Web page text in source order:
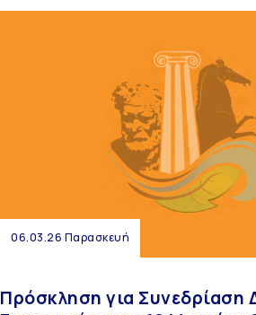
06.03.26 Παρασκευή
Πρόσκληση για Συνεδρίαση